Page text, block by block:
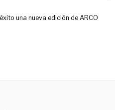
una nueva edición de ARCO